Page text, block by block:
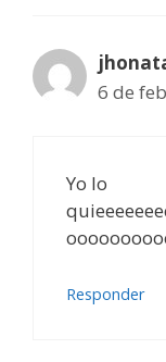
6 de
Yo lo
Responder